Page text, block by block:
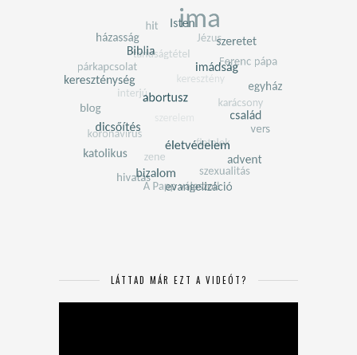
LÁTTAD MÁR EZT A VIDEÓT?